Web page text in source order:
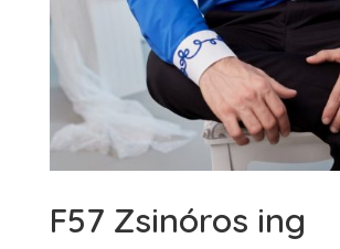
F57 Zsinóros ing